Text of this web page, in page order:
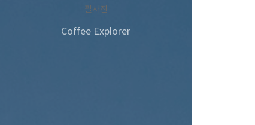
Coffee Explorer